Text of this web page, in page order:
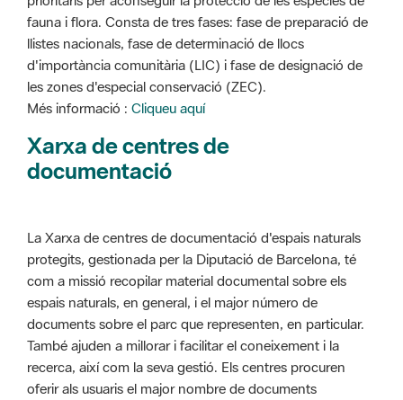
fauna i flora. Consta de tres fases: fase de preparació de
llistes nacionals, fase de determinació de llocs
d'importància comunitària (LIC) i fase de designació de
les zones d'especial conservació (ZEC).
Més informació : Cliqueu aquí
Xarxa de centres de
documentació
La Xarxa de centres de documentació d'espais naturals
protegits, gestionada per la Diputació de Barcelona, té
com a missió recopilar material documental sobre els
espais naturals, en general, i el major número de
documents sobre el parc que representen, en particular.
També ajuden a millorar i facilitar el coneixement i la
recerca, així com la seva gestió. Els centres procuren
oferir als usuaris el major nombre de documents